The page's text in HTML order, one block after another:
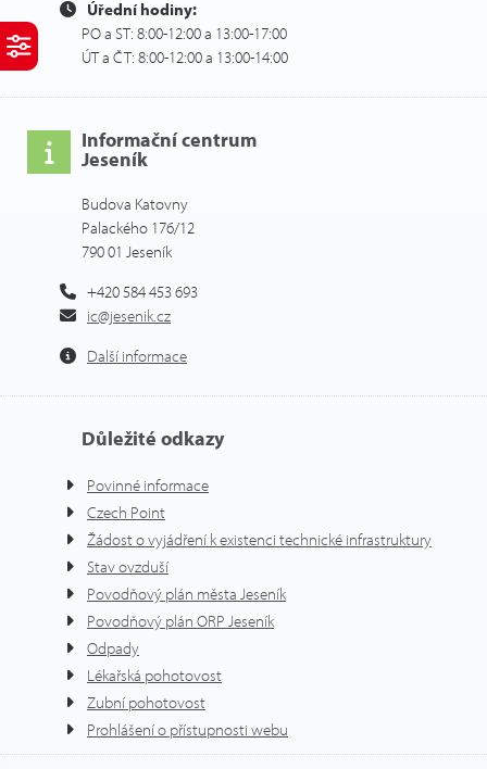
Úřední hodiny:
PO a ST: 8:00-12:00 a 13:00-17:00
ÚT a ČT: 8:00-12:00 a 13:00-14:00
Informační centrum
Jeseník
Budova Katovny
Palackého 176/12
790 01 Jeseník
+420 584 453 693
ic@jesenik.cz
Další informace
Důležité odkazy
Povinné informace
Czech Point
Žádost o vyjádření k existenci technické infrastruktury
Stav ovzduší
Povodňový plán města Jeseník
Povodňový plán ORP Jeseník
Odpady
Lékařská pohotovost
Zubní pohotovost
Prohlášení o přístupnosti webu